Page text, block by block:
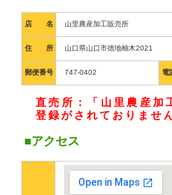
店 名 山里農産加工販売所
住 所 山口県山口市徳地柚木2021
郵便番号 747-0402 電
直売所：「山里農産加
登録がされておりませ
■アクセス